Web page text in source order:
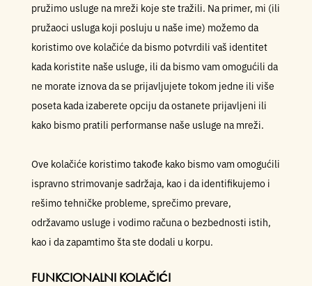
pružimo usluge na mreži koje ste tražili. Na primer, mi (ili
pružaoci usluga koji posluju u naše ime) možemo da
koristimo ove kolačiće da bismo potvrdili vaš identitet
kada koristite naše usluge, ili da bismo vam omogućili da
ne morate iznova da se prijavljujete tokom jedne ili više
poseta kada izaberete opciju da ostanete prijavljeni ili
kako bismo pratili performanse naše usluge na mreži.
Ove kolačiće koristimo takođe kako bismo vam omogućili
ispravno strimovanje sadržaja, kao i da identifikujemo i
rešimo tehničke probleme, sprečimo prevare,
održavamo usluge i vodimo računa o bezbednosti istih,
kao i da zapamtimo šta ste dodali u korpu.
FUNKCIONALNI KOLAČIĆI